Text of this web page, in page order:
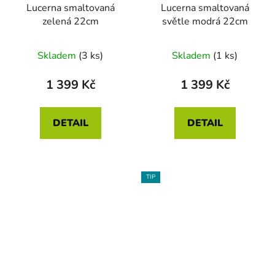
Lucerna smaltovaná
zelená 22cm
Skladem (3 ks)
1 399 Kč
DETAIL
Lucerna smaltovaná
světle modrá 22cm
Skladem (1 ks)
1 399 Kč
DETAIL
TIP